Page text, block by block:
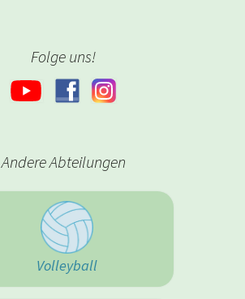
Folge uns!
Andere Abteilungen
Volleyball